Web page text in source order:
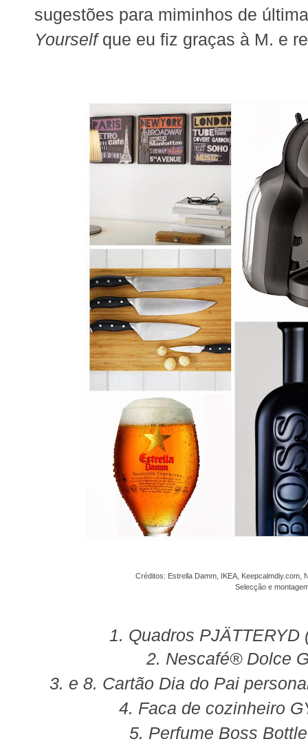
sugestões para miminhos de
Yourselfque eu fiz graças à M. e
Créditos: Estrella Damm, IKEA, Keepcalmdiy.com,
Selecção e
1. Quadros PJÄTTERYD
2. Nescafé® Dolce
3. e 8. Cartão Dia do Pai
4. Faca de cozinheiro
5. Perfume Boss